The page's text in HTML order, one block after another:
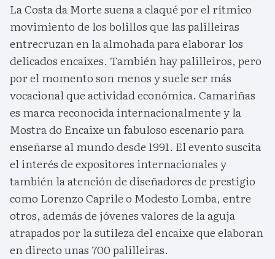
La Costa da Morte suena a claqué por el rítmico
movimiento de los bolillos que las palilleiras
entrecruzan en la almohada para elaborar los
delicados encaixes. También hay palilleiros, pero
por el momento son menos y suele ser más
vocacional que actividad económica. Camariñas
es marca reconocida internacionalmente y la
Mostra do Encaixe un fabuloso escenario para
enseñarse al mundo desde 1991. El evento suscita
el interés de expositores internacionales y
también la atención de diseñadores de prestigio
como Lorenzo Caprile o Modesto Lomba, entre
otros, además de jóvenes valores de la aguja
atrapados por la sutileza del encaixe que elaboran
en directo unas 700 palilleiras.